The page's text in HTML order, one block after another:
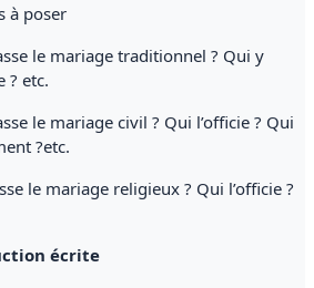
à poser
le mariage traditionnel ? Qui y
? etc.
le mariage civil ? Qui l’officie ? Qui
?etc.
le mariage religieux ? Qui l’officie ?
écrite